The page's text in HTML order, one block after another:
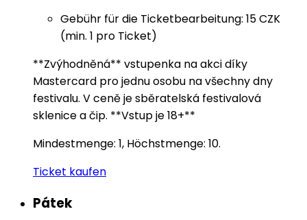
Gebühr für die Ticketbearbeitung: 15 CZK
(min. 1 pro Ticket)
**Zvýhodněná** vstupenka na akci díky
Mastercard pro jednu osobu na všechny dny
festivalu. V ceně je sběratelská festivalová
sklenice a čip. **Vstup je 18+**
Mindestmenge: 1, Höchstmenge: 10.
Ticket kaufen
Pátek